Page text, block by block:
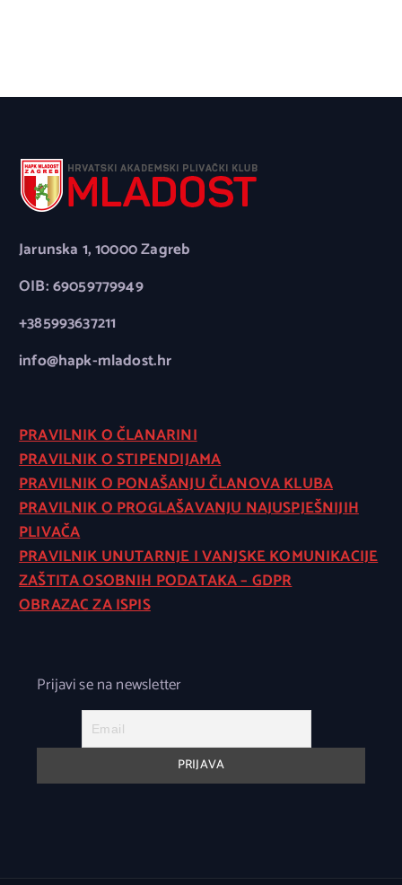
Jarunska 1, 10000 Zagreb
OIB: 69059779949
+385993637211
info@hapk-mladost.hr
PRAVILNIK O ČLANARINI
PRAVILNIK O STIPENDIJAMA
PRAVILNIK O PONAŠANJU ČLANOVA KLUBA
PRAVILNIK O PROGLAŠAVANJU NAJUSPJEŠNIJIH
PLIVAČA
PRAVILNIK UNUTARNJE I VANJSKE KOMUNIKACIJE
ZAŠTITA OSOBNIH PODATAKA – GDPR
OBRAZAC ZA ISPIS
Prijavi se na newsletter